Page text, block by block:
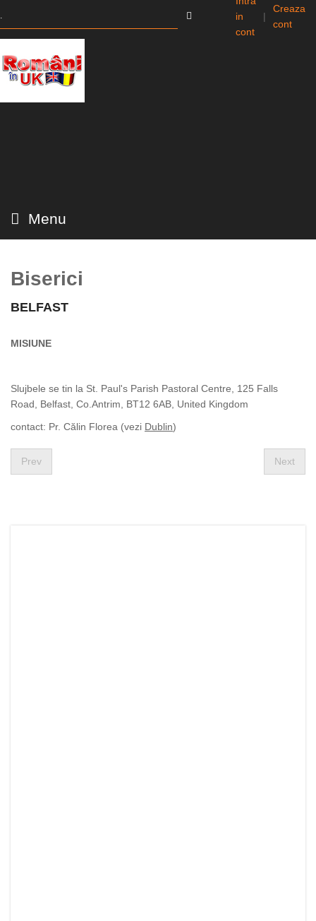
in
cont
|
Creaza
cont
Menu
Biserici
BELFAST
MISIUNE
Slujbele se tin la St. Paul's Parish Pastoral Centre, 125 Falls
Road, Belfast, Co.Antrim, BT12 6AB, United Kingdom
contact: Pr. Călin Florea (vezi Dublin)
Prev Next